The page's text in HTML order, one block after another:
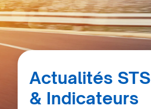
Actualités STS
& Indicateurs